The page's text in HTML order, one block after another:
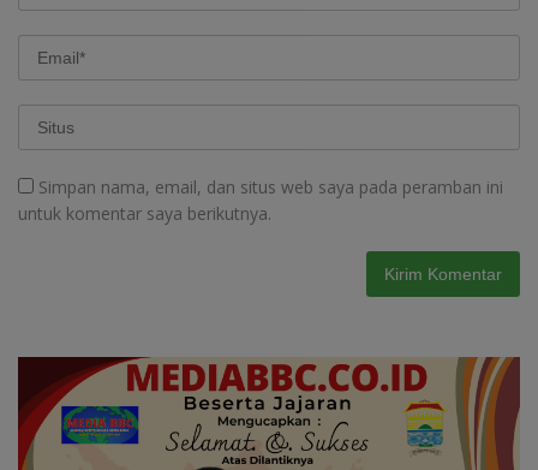
Simpan nama, email, dan situs web saya pada peramban ini
untuk komentar saya berikutnya.